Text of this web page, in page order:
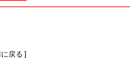
戻る ]